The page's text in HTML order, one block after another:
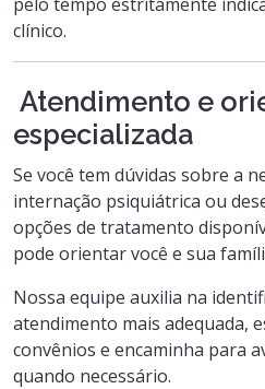
clínico.
Atendimento e
especializada
Se você tem dúvidas sobre a
internação psiquiátrica ou
opções de tratamento
pode orientar você e sua
Nossa equipe auxilia na
atendimento mais adequada,
convênios e encaminha para
quando necessário.